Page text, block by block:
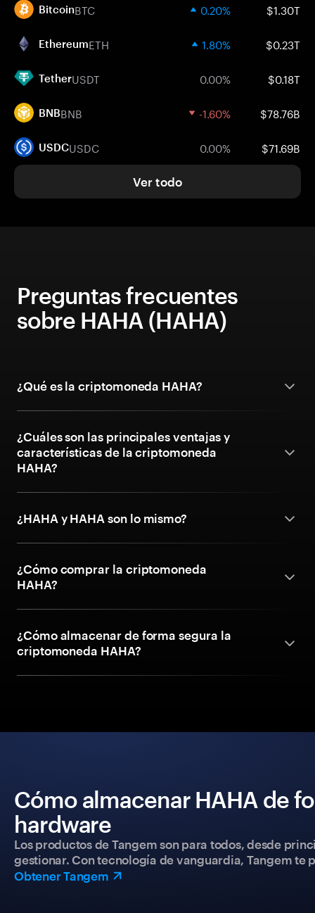
BitcoinBTC 0.20% $1.30T
EthereumETH 1.80% $0.23T
TetherUSDT 0.00% $0.18T
BNBBNB -1.60% $78.76B
USDCUSDC 0.00% $71.69B
Ver todo
Preguntas frecuentes
sobre HAHA (HAHA)
¿Qué es la criptomoneda HAHA?
¿Cuáles son las principales ventajas y
características de la criptomoneda
HAHA?
¿HAHA y HAHA son lo mismo?
¿Cómo comprar la criptomoneda
HAHA?
¿Cómo almacenar de forma segura la
criptomoneda HAHA?
Cómo almacenar HAHA de
hardware
Los productos de Tangem son para todos, desde
gestionar. Con tecnología de vanguardia, Tangem
Obtener Tangem